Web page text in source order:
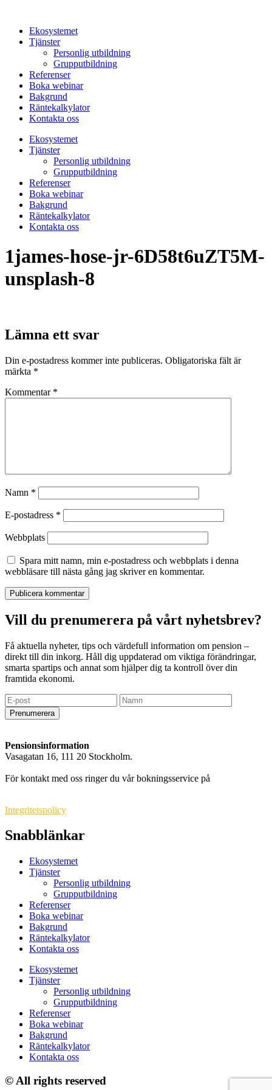
innehållEkosystemet
Tjänster
Personlig utbildning
Grupputbildning
Referenser
Boka webinar
Bakgrund
Räntekalkylator
Kontakta oss
Ekosystemet
Tjänster
Personlig utbildning
Grupputbildning
Referenser
Boka webinar
Bakgrund
Räntekalkylator
Kontakta oss
1james-hose-jr-6D58t6uZT5M-
unsplash-8
Lämna ett svar
Din e-postadress kommer inte publiceras. Obligatoriska fält är
märkta *
Kommentar *
Namn *
E-postadress *
Webbplats
Spara mitt namn, min e-postadress och webbplats i denna
webbläsare till nästa gång jag skriver en kommentar.
Vill du prenumerera på vårt nyhetsbrev?
Få aktuella nyheter, tips och värdefull information om pension –
direkt till din inkorg. Håll dig uppdaterad om viktiga förändringar,
smarta spartips och annat som hjälper dig ta kontroll över din
framtida ekonomi.
Prenumerera
Pensionsinformation
Vasagatan 16, 111 20 Stockholm.
För kontakt med oss ringer du vår bokningsservice på
Integritetspolicy
Snabblänkar
Ekosystemet
Tjänster
Personlig utbildning
Grupputbildning
Referenser
Boka webinar
Bakgrund
Räntekalkylator
Kontakta oss
Ekosystemet
Tjänster
Personlig utbildning
Grupputbildning
Referenser
Boka webinar
Bakgrund
Räntekalkylator
Kontakta oss
© All rights reserved